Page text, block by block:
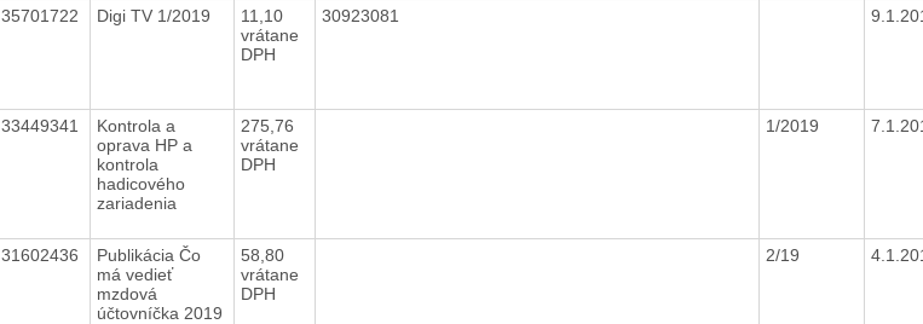
35701722 Digi TV 1/2019
11,10
vrátane
DPH
30923081
33449341
Kontrola a
oprava HP a
kontrola
hadicového
zariadenia
275,76
vrátane
DPH
1/2019
31602436
Publikácia Čo
má vedieť
mzdová
účtovníčka 2019
58,80
vrátane
DPH
2/19